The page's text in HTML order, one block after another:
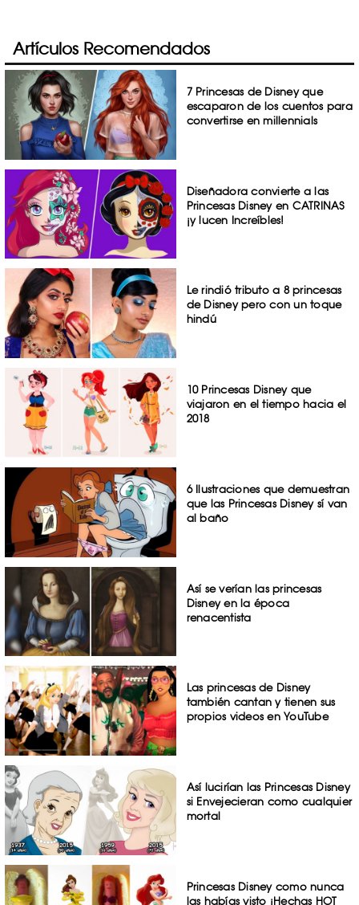
Artículos Recomendados
7 Princesas de Disney que
escaparon de los cuentos para
convertirse en millennials
Diseñadora convierte a las
Princesas Disney en CATRINAS
¡y lucen Increíbles!
Le rindió tributo a 8 princesas
de Disney pero con un toque
hindú
10 Princesas Disney que
viajaron en el tiempo hacia el
2018
6 Ilustraciones que demuestran
que las Princesas Disney sí van
al baño
Así se verían las princesas
Disney en la época
renacentista
Las princesas de Disney
también cantan y tienen sus
propios videos en YouTube
Así lucirían las Princesas Disney
si Envejecieran como cualquier
mortal
Princesas Disney como nunca
las habías visto ¡Hechas HOT